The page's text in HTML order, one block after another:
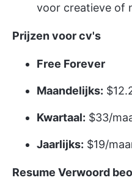
voor creatieve of
Prijzen voor cv's
Free Forever
Maandelijks:
Kwartaal: $33/
Jaarlijks: $19/
Resume Verwoord